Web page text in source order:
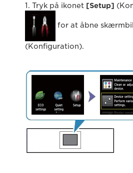
1. Tryk på ikonet [Setup]
for at åbne
(Konfiguration).